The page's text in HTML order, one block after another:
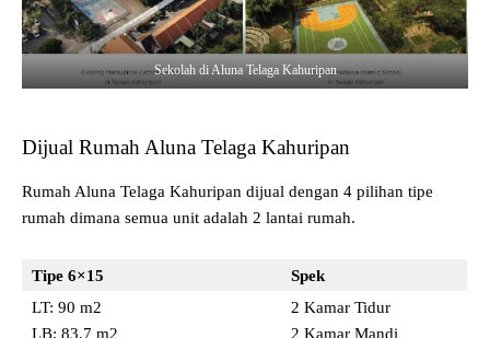
Sekolah di Aluna Telaga Kahuripan
Dijual Rumah Aluna Telaga Kahuripan
Rumah Aluna Telaga Kahuripan dijual dengan 4 pilihan tipe
rumah dimana semua unit adalah 2 lantai rumah.
Tipe 6×15
Spek
LT: 90 m2
LB: 83.7 m2
2 Kamar Tidur
2 Kamar Mandi